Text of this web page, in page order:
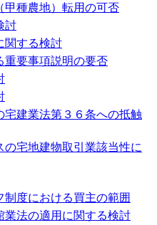
甲種農地）転用の可否
討
関する検討
重要事項説明の要否
建業法第３６条への抵触
宅地建物取引業該当性に
度における買主の範囲
業法の適用に関する検討